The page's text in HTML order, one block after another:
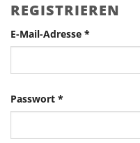
REGISTRIEREN
E-Mail-Adresse *Erforderlich
Passwort *Erforderlich